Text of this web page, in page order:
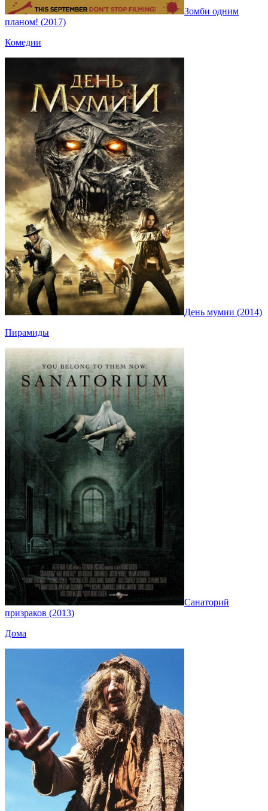
Зомби одним
планом! (2017)
Комедии
День мумии (2014)
Пирамиды
Санаторий
призраков (2013)
Дома